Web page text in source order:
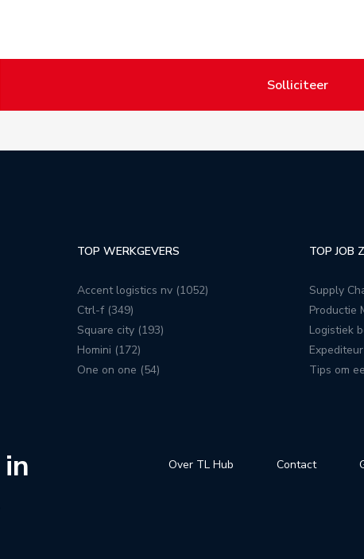
Solliciteer
TOP WERKGEVERS
Accent logistics nv (1052)
Ctrl-f (349)
Square city (193)
Homini (172)
One on one (54)
TOP JOB
Supply
Productie
Logistiek
Tips om
Over TL Hub Contact
in